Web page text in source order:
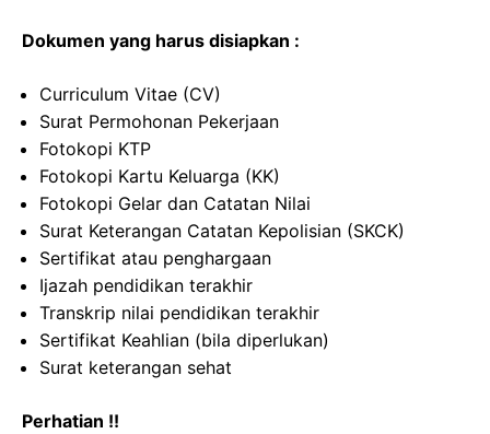
Dokumen yang harus disiapkan :
Curriculum Vitae (CV)
Surat Permohonan Pekerjaan
Fotokopi KTP
Fotokopi Kartu Keluarga (KK)
Fotokopi Gelar dan Catatan Nilai
Surat Keterangan Catatan Kepolisian (SKCK)
Sertifikat atau penghargaan
Ijazah pendidikan terakhir
Transkrip nilai pendidikan terakhir
Sertifikat Keahlian (bila diperlukan)
Surat keterangan sehat
Perhatian !!